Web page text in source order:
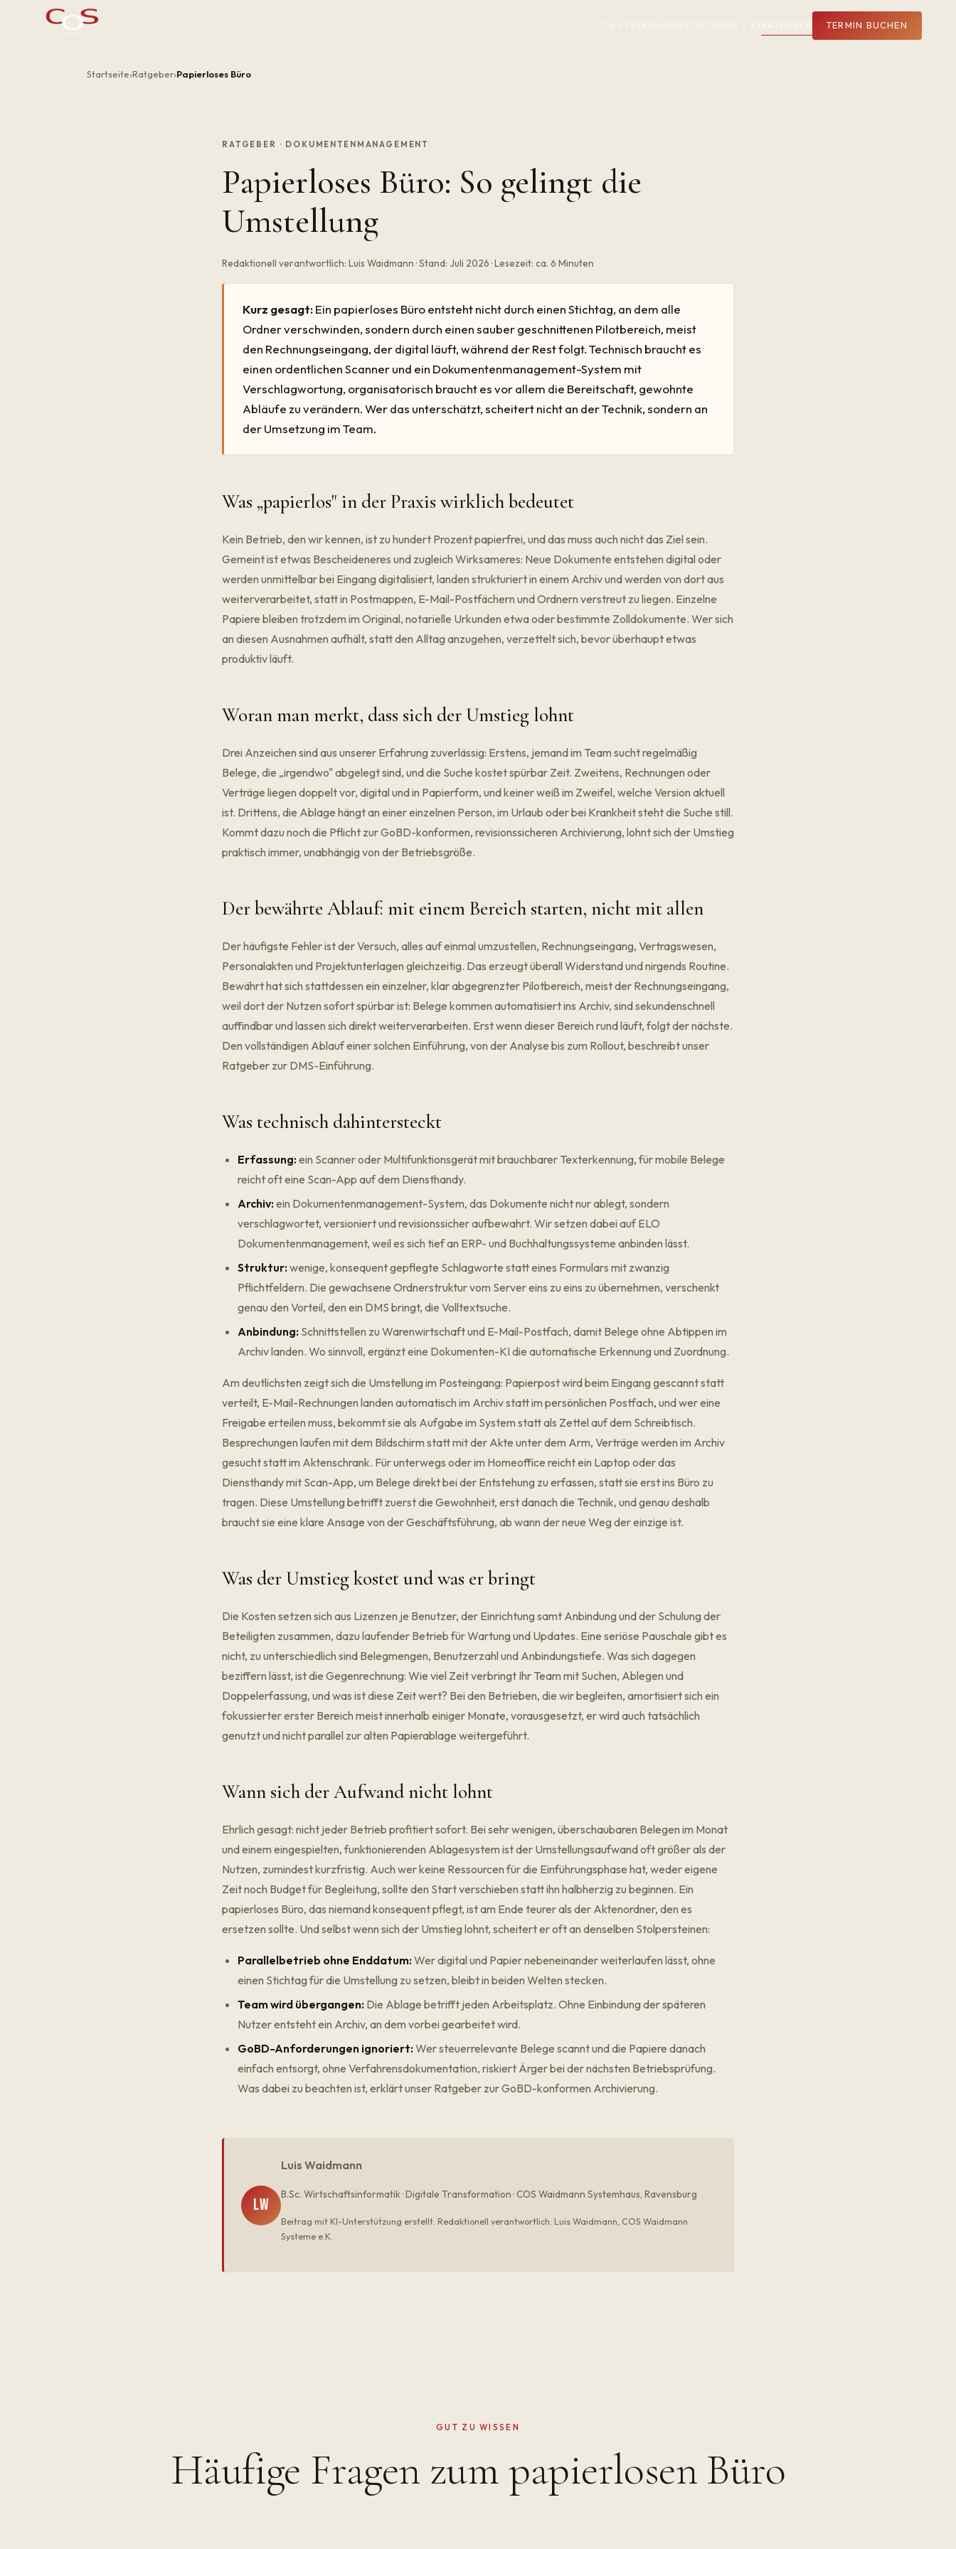
TERMIN BUCHEN
Startseite Ratgeber Papierloses Büro
RATGEBER · DOKUMENTENMANAGEMENT
Papierloses Büro: So gelingt die
Umstellung
Redaktionell verantwortlich: Luis Waidmann · Stand: Juli 2026 · Lesezeit: ca. 6 Minuten
Kurz gesagt:Ein papierloses Büro entsteht nicht durch einen Stichtag, an dem alle
Ordner verschwinden, sondern durch einen sauber geschnittenen Pilotbereich, meist
den Rechnungseingang, der digital läuft, während der Rest folgt. Technisch braucht es
einen ordentlichen Scanner und ein Dokumentenmanagement-System mit
Verschlagwortung, organisatorisch braucht es vor allem die Bereitschaft, gewohnte
Abläufe zu verändern. Wer das unterschätzt, scheitert nicht an der Technik, sondern an
der Umsetzung im Team.
Was „papierlos" in der Praxis wirklich bedeutet
Kein Betrieb, den wir kennen, ist zu hundert Prozent papierfrei, und das muss auch nicht das Ziel sein.
Gemeint ist etwas Bescheideneres und zugleich Wirksameres: Neue Dokumente entstehen digital oder
werden unmittelbar bei Eingang digitalisiert, landen strukturiert in einem Archiv und werden von dort aus
weiterverarbeitet, statt in Postmappen, E-Mail-Postfächern und Ordnern verstreut zu liegen. Einzelne
Papiere bleiben trotzdem im Original, notarielle Urkunden etwa oder bestimmte Zolldokumente. Wer sich
an diesen Ausnahmen aufhält, statt den Alltag anzugehen, verzettelt sich, bevor überhaupt etwas
produktiv läuft.
Woran man merkt, dass sich der Umstieg lohnt
Drei Anzeichen sind aus unserer Erfahrung zuverlässig: Erstens, jemand im Team sucht regelmäßig
Belege, die „irgendwo" abgelegt sind, und die Suche kostet spürbar Zeit. Zweitens, Rechnungen oder
Verträge liegen doppelt vor, digital und in Papierform, und keiner weiß im Zweifel, welche Version aktuell
ist. Drittens, die Ablage hängt an einer einzelnen Person, im Urlaub oder bei Krankheit steht die Suche still.
Kommt dazu noch die Pflicht zur GoBD-konformen, revisionssicheren Archivierung, lohnt sich der Umstieg
praktisch immer, unabhängig von der Betriebsgröße.
Der bewährte Ablauf: mit einem Bereich starten, nicht mit allen
Der häufigste Fehler ist der Versuch, alles auf einmal umzustellen, Rechnungseingang, Vertragswesen,
Personalakten und Projektunterlagen gleichzeitig. Das erzeugt überall Widerstand und nirgends Routine.
Bewährt hat sich stattdessen ein einzelner, klar abgegrenzter Pilotbereich, meist der Rechnungseingang,
weil dort der Nutzen sofort spürbar ist: Belege kommen automatisiert ins Archiv, sind sekundenschnell
auffindbar und lassen sich direkt weiterverarbeiten. Erst wenn dieser Bereich rund läuft, folgt der nächste.
Den vollständigen Ablauf einer solchen Einführung, von der Analyse bis zum Rollout, beschreibt unser
Ratgeber zur DMS-Einführung.
Was technisch dahintersteckt
Erfassung:ein Scanner oder Multifunktionsgerät mit brauchbarer Texterkennung, für mobile Belege
reicht oft eine Scan-App auf dem Diensthandy.
Archiv:ein Dokumentenmanagement-System, das Dokumente nicht nur ablegt, sondern
verschlagwortet, versioniert und revisionssicher aufbewahrt. Wir setzen dabei aufELO
Dokumentenmanagement, weil es sich tief an ERP- und Buchhaltungssysteme anbinden lässt.
Struktur:wenige, konsequent gepflegte Schlagworte statt eines Formulars mit zwanzig
Pflichtfeldern. Die gewachsene Ordnerstruktur vom Server eins zu eins zu übernehmen, verschenkt
genau den Vorteil, den ein DMS bringt, die Volltextsuche.
Anbindung: Schnittstellen zu Warenwirtschaft und E-Mail-Postfach, damit Belege ohne Abtippen im
Archiv landen. Wo sinnvoll, ergänzt eine Dokumenten-KI die automatische Erkennung und Zuordnung.
Am deutlichsten zeigt sich die Umstellung im Posteingang: Papierpost wird beim Eingang gescannt statt
verteilt, E-Mail-Rechnungen landen automatisch im Archiv statt im persönlichen Postfach, und wer eine
Freigabe erteilen muss, bekommt sie als Aufgabe im System statt als Zettel auf dem Schreibtisch.
Besprechungen laufen mit dem Bildschirm statt mit der Akte unter dem Arm, Verträge werden im Archiv
gesucht statt im Aktenschrank. Für unterwegs oder im Homeoffice reicht ein Laptop oder das
Diensthandy mit Scan-App, um Belege direkt bei der Entstehung zu erfassen, statt sie erst ins Büro zu
tragen. Diese Umstellung betrifft zuerst die Gewohnheit, erst danach die Technik, und genau deshalb
braucht sie eine klare Ansage von der Geschäftsführung, ab wann der neue Weg der einzige ist.
Was der Umstieg kostet und was er bringt
Die Kosten setzen sich aus Lizenzen je Benutzer, der Einrichtung samt Anbindung und der Schulung der
Beteiligten zusammen, dazu laufender Betrieb für Wartung und Updates. Eine seriöse Pauschale gibt es
nicht, zu unterschiedlich sind Belegmengen, Benutzerzahl und Anbindungstiefe. Was sich dagegen
beziffern lässt, ist die Gegenrechnung: Wie viel Zeit verbringt Ihr Team mit Suchen, Ablegen und
Doppelerfassung, und was ist diese Zeit wert? Bei den Betrieben, die wir begleiten, amortisiert sich ein
fokussierter erster Bereich meist innerhalb einiger Monate, vorausgesetzt, er wird auch tatsächlich
genutzt und nicht parallel zur alten Papierablage weitergeführt.
Wann sich der Aufwand nicht lohnt
Ehrlich gesagt: nicht jeder Betrieb profitiert sofort. Bei sehr wenigen, überschaubaren Belegen im Monat
und einem eingespielten, funktionierenden Ablagesystem ist der Umstellungsaufwand oft größer als der
Nutzen, zumindest kurzfristig. Auch wer keine Ressourcen für die Einführungsphase hat, weder eigene
Zeit noch Budget für Begleitung, sollte den Start verschieben statt ihn halbherzig zu beginnen. Ein
papierloses Büro, das niemand konsequent pflegt, ist am Ende teurer als der Aktenordner, den es
ersetzen sollte. Und selbst wenn sich der Umstieg lohnt, scheitert er oft an denselben Stolpersteinen:
Parallelbetrieb ohne Enddatum:Wer digital und Papier nebeneinander weiterlaufen lässt, ohne
einen Stichtag für die Umstellung zu setzen, bleibt in beiden Welten stecken.
Team wird übergangen: Die Ablage betrifft jeden Arbeitsplatz. Ohne Einbindung der späteren
Nutzer entsteht ein Archiv, an dem vorbei gearbeitet wird.
GoBD-Anforderungen ignoriert:Wer steuerrelevante Belege scannt und die Papiere danach
einfach entsorgt, ohne Verfahrensdokumentation, riskiert Ärger bei der nächsten Betriebsprüfung.
Was dabei zu beachten ist, erklärt unser Ratgeber zurGoBD-konformen Archivierung.
LW
Luis Waidmann
B.Sc. Wirtschaftsinformatik · Digitale Transformation · COS Waidmann Systemhaus, Ravensburg
Beitrag mit KI-Unterstützung erstellt. Redaktionell verantwortlich: Luis Waidmann, COS Waidmann
Systeme e.K.
GUT ZU WISSEN
Häufige Fragen zum papierlosen Büro